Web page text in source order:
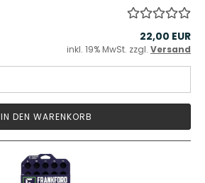
22,00 EUR
inkl. 19% MwSt. zzgl. Versand
IN DEN WARENKORB